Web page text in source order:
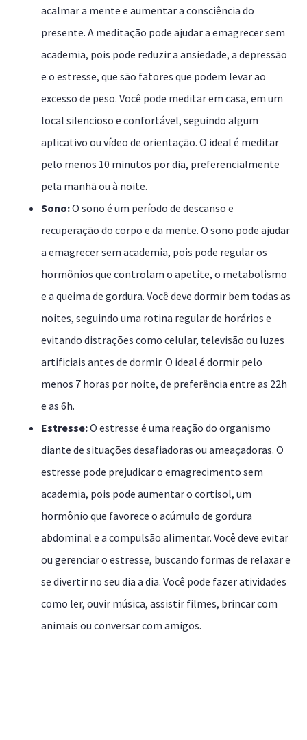
acalmar a mente e aumentar a consciência do
presente. A meditação pode ajudar a emagrecer sem
academia, pois pode reduzir a ansiedade, a depressão
e o estresse, que são fatores que podem levar ao
excesso de peso. Você pode meditar em casa, em um
local silencioso e confortável, seguindo algum
aplicativo ou vídeo de orientação. O ideal é meditar
pelo menos 10 minutos por dia, preferencialmente
pela manhã ou à noite.
Sono:O sono é um período de descanso e
recuperação do corpo e da mente. O sono pode ajudar
a emagrecer sem academia, pois pode regular os
hormônios que controlam o apetite, o metabolismo
e a queima de gordura. Você deve dormir bem todas as
noites, seguindo uma rotina regular de horários e
evitando distrações como celular, televisão ou luzes
artificiais antes de dormir. O ideal é dormir pelo
menos 7 horas por noite, de preferência entre as 22h
e as 6h.
Estresse:O estresse é uma reação do organismo
diante de situações desafiadoras ou ameaçadoras. O
estresse pode prejudicar o emagrecimento sem
academia, pois pode aumentar o cortisol, um
hormônio que favorece o acúmulo de gordura
abdominal e a compulsão alimentar. Você deve evitar
ou gerenciar o estresse, buscando formas de relaxar e
se divertir no seu dia a dia. Você pode fazer atividades
como ler, ouvir música, assistir filmes, brincar com
animais ou conversar com amigos.